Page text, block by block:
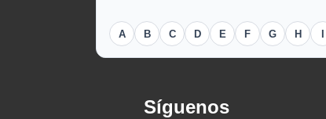
A B C D E F G H I
Síguenos